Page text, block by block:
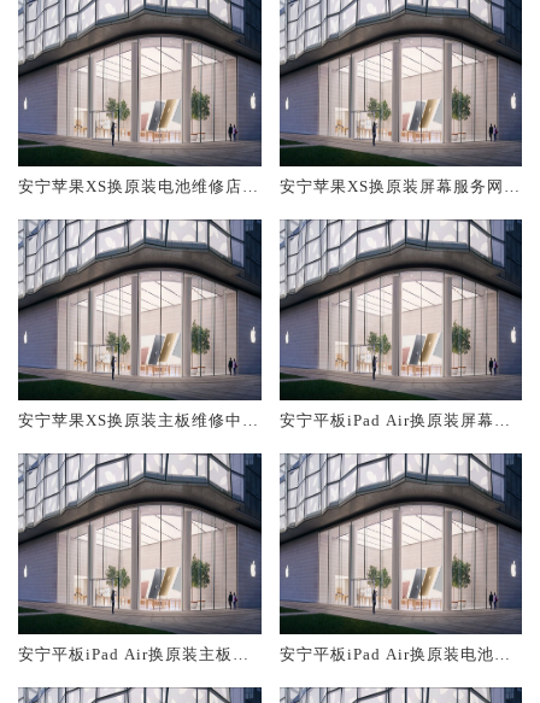
安宁苹果XS换原装电池维修店大
安宁苹果XS换原装屏幕服务网点
安宁苹果XS换原装主板维修中心
安宁平板iPad Air换原装屏幕服
安宁平板iPad Air换原装主板维
安宁平板iPad Air换原装电池维